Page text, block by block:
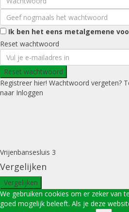
Ik ben het eens metalgemene
Reset wachtwoord
Reset wachtwoord
Registreer hier! Wachtwoord vergeten?
naar Inloggen
Vrijenbansesluis 3
Vergelijken
Vergelijken
We gebruiken cookies om er zeker van
goed mogelijk beleeft. Als je deze